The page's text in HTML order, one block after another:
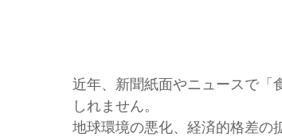
近年、新聞紙面やニュースで「
しれません。
地球環境の悪化、経済的格差の